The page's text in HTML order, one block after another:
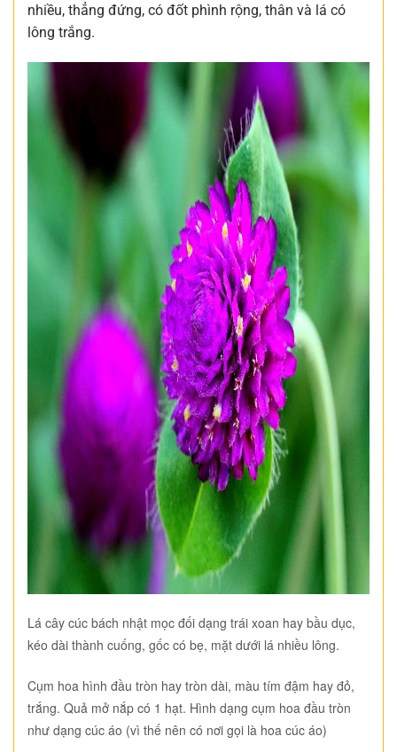
nhiều, thẳng đứng, có đốt phình rộng, thân và lá có
lông trắng.
Lá cây cúc bách nhật mọc đối dạng trái xoan hay bầu dục,
kéo dài thành cuống, gốc có bẹ, mặt dưới lá nhiều lông.
Cụm hoa hình đầu tròn hay tròn dài, màu tím đậm hay đỏ,
trắng. Quả mở nắp có 1 hạt. Hình dạng cụm hoa đầu tròn
như dạng cúc áo (vì thế nên có nơi gọi là hoa cúc áo)